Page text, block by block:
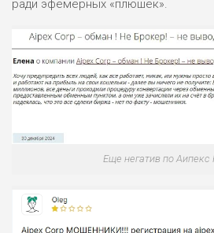
ради эфемерных «плюшек».
Еще негатив по Аипекс